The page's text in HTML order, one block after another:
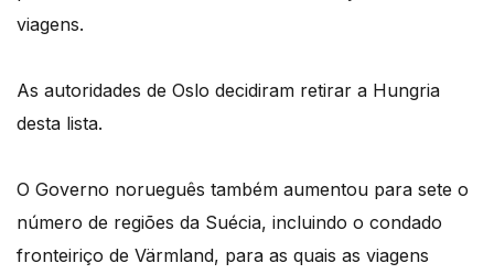
viagens.
As autoridades de Oslo decidiram retirar a Hungria
desta lista.
O Governo norueguês também aumentou para sete o
número de regiões da Suécia, incluindo o condado
fronteiriço de Värmland, para as quais as viagens